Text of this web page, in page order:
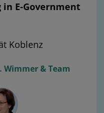
E-Government
Koblenz
Wimmer & Team